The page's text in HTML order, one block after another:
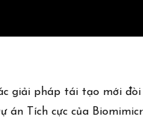
giải pháp tái tạo mới
Tích cực của